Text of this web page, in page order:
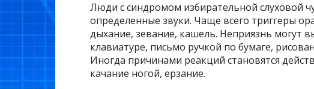
Люди с синдромом избирательной слуховой
определенные звуки. Чаще всего триггеры
дыхание, зевание, кашель. Неприязнь могут
клавиатуре, письмо ручкой по бумаге,
Иногда причинами реакций становятся
качание ногой, ерзание.